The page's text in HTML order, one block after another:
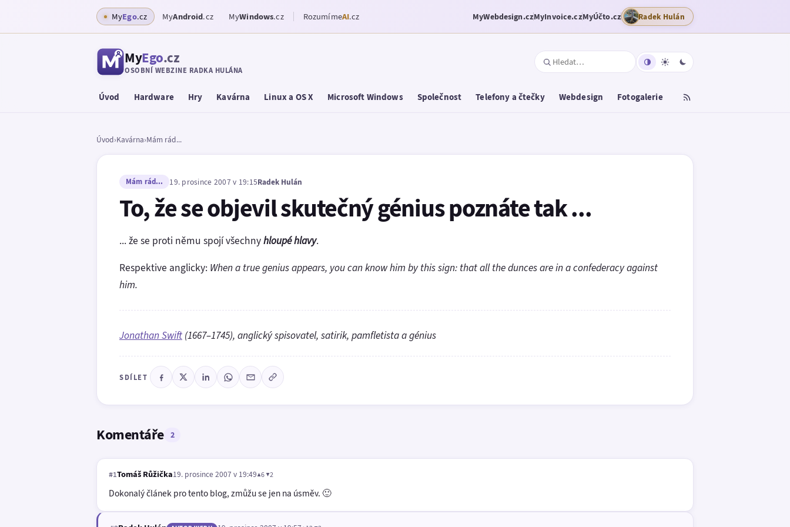
MyEgo.cz MyAndroid.cz MyWindows.cz RozumímeAI.cz MyWebdesign.czMyInvoice.czMyÚčto.cz Radek Hulán
MyEgo.cz
OSOBNÍ WEBZINE RADKA HULÁNA
Úvod Hardware Hry Kavárna Linux a OS X Microsoft Windows Společnost Telefony a čtečky Webdesign Fotogalerie
Úvod›Kavárna›Mám rád...
Mám rád... 19. prosince 2007 v 19:15Radek Hulán
To, že se objevil skutečný génius poznáte tak ...
... že se proti němu spojí všechnyhloupé hlavy.
Respektive anglicky: When a true genius appears, you can know him by this sign: that all the dunces are in a confederacy against
him.
Jonathan Swift (1667–1745), anglický spisovatel, satirik, pamfletista a génius
SDÍLET
Komentáře 2
#1Tomáš Růžička19. prosince 2007 v 19:49▲6 ▼2
Dokonalý článek pro tento blog, zmůžu se jen na úsměv. 🙂